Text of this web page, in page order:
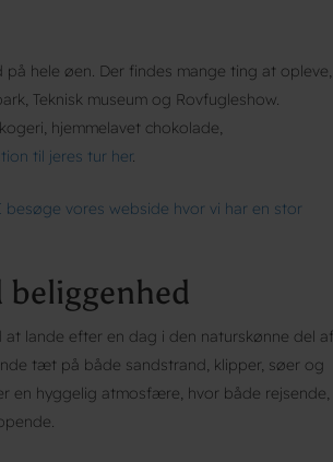
hele øen. Der findes mange ting at opleve,
Teknisk museum og Rovfugleshow.
hjemmelavet chokolade,
til jeres tur her
vores webside hvor vi har en stor
beliggenhed
lande efter en dag i den naturskønne del af
tæt på både sandstrand, klipper, søer og
en hyggelig atmosfære, hvor både rejsende,